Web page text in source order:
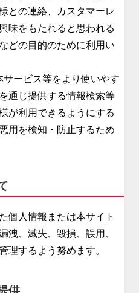
との連絡、カスタマーレ
味をもたれると思われる
どの目的のために利用い
サービス等をより使いやす
通じ提供する情報検索等
が利用できるようにする
用を検知・防止するため
個人情報または本サイト
洩、滅失、毀損、誤用、
理するよう努めます。
供